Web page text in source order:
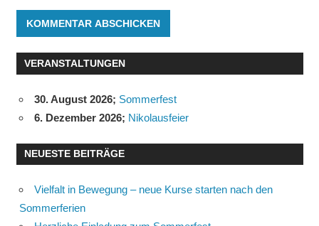
VERANSTALTUNGEN
30. August 2026; Sommerfest
6. Dezember 2026; Nikolausfeier
NEUESTE BEITRÄGE
Vielfalt in Bewegung – neue Kurse starten nach den
Sommerferien